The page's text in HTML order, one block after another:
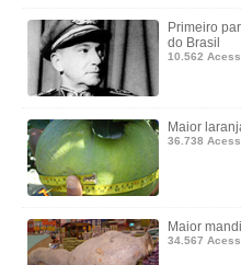
Primeiro
do Brasil
10.562
Maior
36.738
Maior
34.567